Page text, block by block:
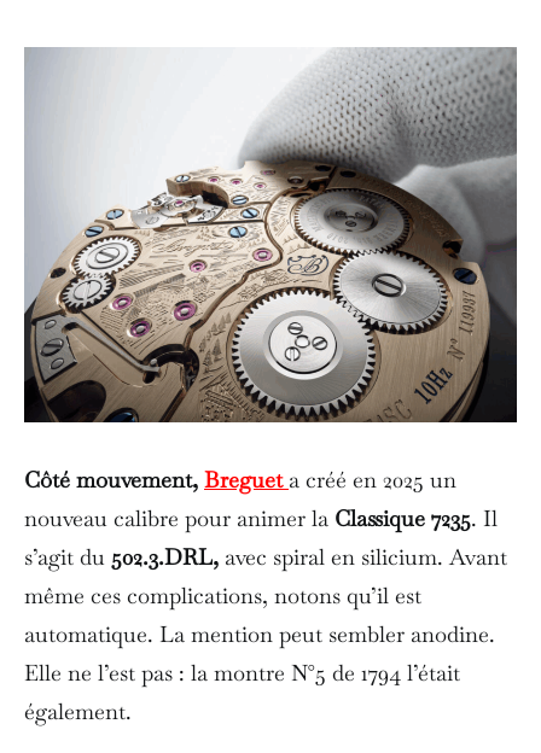
Côté mouvement, Breguet a créé en 2025 un
nouveau calibre pour animer la Classique 7235. Il
s’agit du 502.3.DRL, avec spiral en silicium. Avant
même ces complications, notons qu’il est
automatique. La mention peut sembler anodine.
Elle ne l’est pas : la montre N°5 de 1794 l’était
également.